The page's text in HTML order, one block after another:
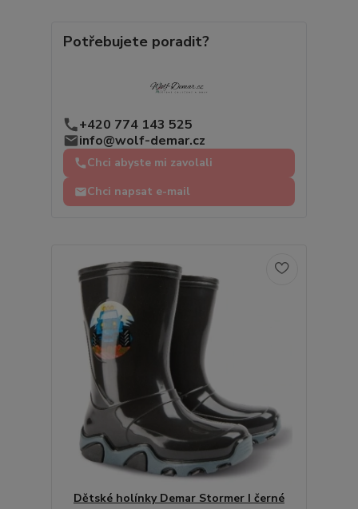
Potřebujete poradit?
+420 774 143 525
info@wolf-demar.cz
Chci abyste mi zavolali
Chci napsat e-mail
Dětské holínky Demar Stormer I černé